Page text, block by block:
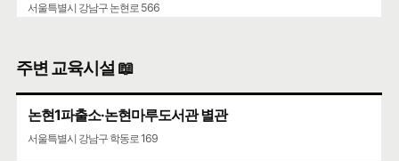
서울특별시 강남구 논현로 566
서울특별시 강남구 선릉로 571
주변 교육시설 📖
논현1파출소·논현마루도서관 별관
서울특별시 강남구 학동로 169